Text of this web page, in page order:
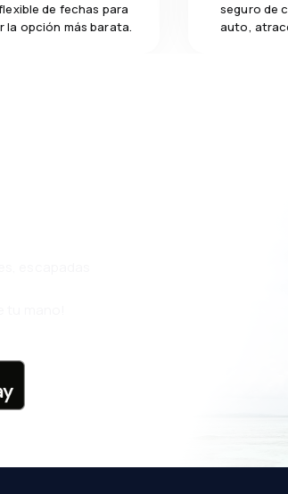
de fechas para
la opción más barata.
seguro de
auto,